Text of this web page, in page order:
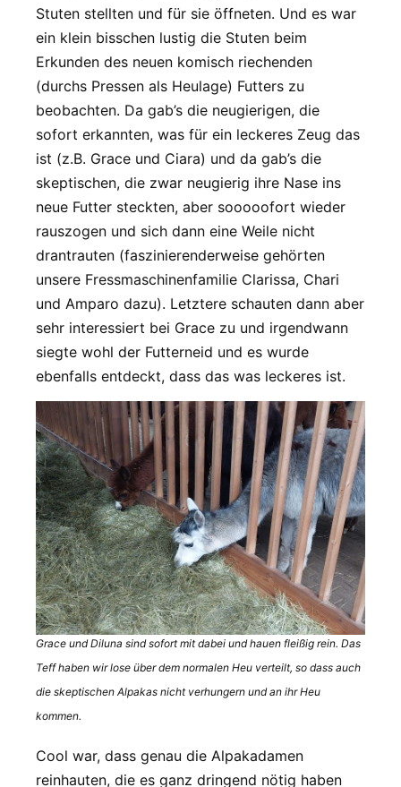
Stuten stellten und für sie öffneten. Und es war
ein klein bisschen lustig die Stuten beim
Erkunden des neuen komisch riechenden
(durchs Pressen als Heulage) Futters zu
beobachten. Da gab’s die neugierigen, die
sofort erkannten, was für ein leckeres Zeug das
ist (z.B. Grace und Ciara) und da gab’s die
skeptischen, die zwar neugierig ihre Nase ins
neue Futter steckten, aber sooooofort wieder
rauszogen und sich dann eine Weile nicht
drantrauten (faszinierenderweise gehörten
unsere Fressmaschinenfamilie Clarissa, Chari
und Amparo dazu). Letztere schauten dann aber
sehr interessiert bei Grace zu und irgendwann
siegte wohl der Futterneid und es wurde
ebenfalls entdeckt, dass das was leckeres ist.
Grace und Diluna sind sofort mit dabei und hauen fleißig rein. Das
Teff haben wir lose über dem normalen Heu verteilt, so dass auch
die skeptischen Alpakas nicht verhungern und an ihr Heu
kommen.
Cool war, dass genau die Alpakadamen
reinhauten, die es ganz dringend nötig haben